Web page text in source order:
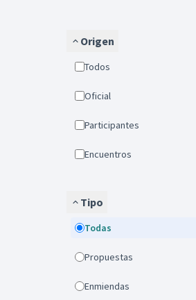
Origen
Todos
Oficial
Participantes
Encuentros
Tipo
Todas
Propuestas
Enmiendas